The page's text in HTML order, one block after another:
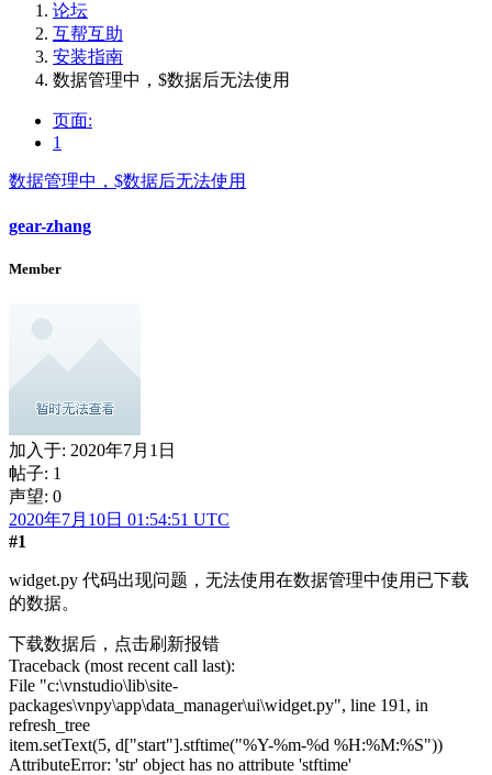
论坛
互帮互助
安装指南
数据管理中，$数据后无法使用
页面:
1
数据管理中，$数据后无法使用
gear-zhang
Member
加入于: 2020年7月1日
帖子: 1
声望: 0
2020年7月10日 01:54:51 UTC
#1
widget.py 代码出现问题，无法使用在数据管理中使用已下载
的数据。
下载数据后，点击刷新报错
Traceback (most recent call last):
File "c:\vnstudio\lib\site-
packages\vnpy\app\data_manager\ui\widget.py", line 191, in
refresh_tree
item.setText(5, d["start"].stftime("%Y-%m-%d %H:%M:%S"))
AttributeError: 'str' object has no attribute 'stftime'